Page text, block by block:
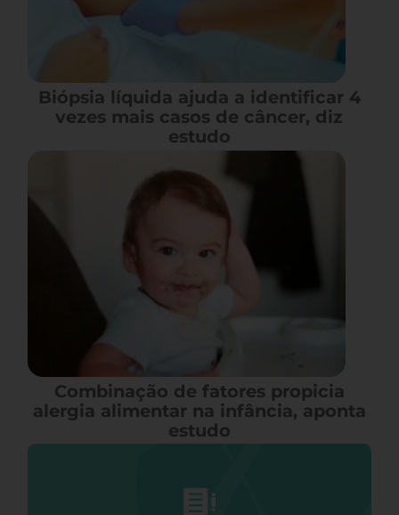
Biópsia líquida ajuda a identificar 4
vezes mais casos de câncer, diz
estudo
Combinação de fatores propicia
alergia alimentar na infância, aponta
estudo